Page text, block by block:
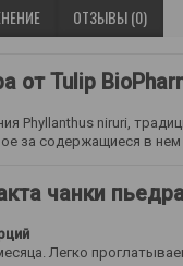
ОТЗЫВЫ (0)
от Tulip
Phyllanthus niruri,
за содержащиеся в
чанки
Легко